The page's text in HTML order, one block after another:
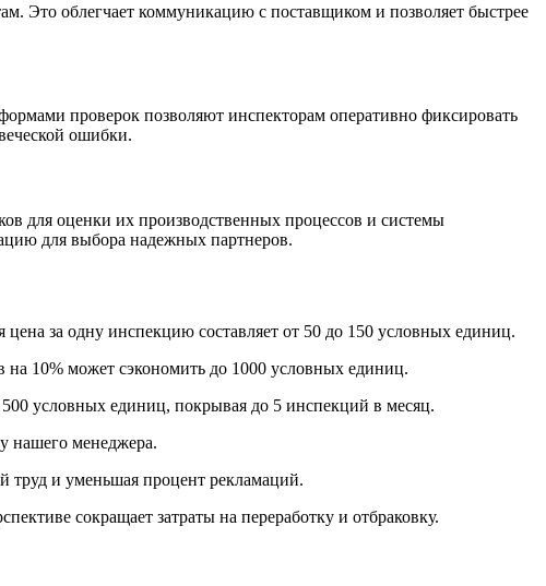
Это облегчает коммуникацию с поставщиком и позволяет быстрее
проверок позволяют инспекторам оперативно фиксировать
ошибки.
для оценки их производственных процессов и системы
для выбора надежных партнеров.
за одну инспекцию составляет от 50 до 150 условных единиц.
на 10% может сэкономить до 1000 условных единиц.
условных единиц, покрывая до 5 инспекций в месяц.
нашего менеджера.
труд и уменьшая процент рекламаций.
сокращает затраты на переработку и отбраковку.